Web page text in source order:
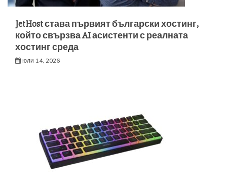
JetHost става първият български хостинг,
който свързва AI асистенти с реалната
хостинг среда
юли 14, 2026